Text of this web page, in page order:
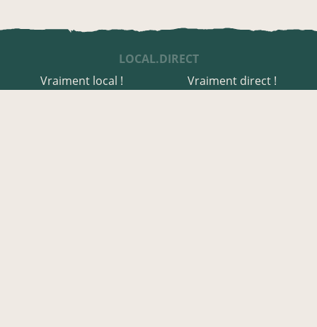
LOCAL.DIRECT
Vraiment local !
Vraiment direct !